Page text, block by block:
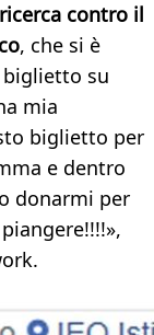
contro il
, che si è
su
mia
biglietto per
e dentro
donarmi per